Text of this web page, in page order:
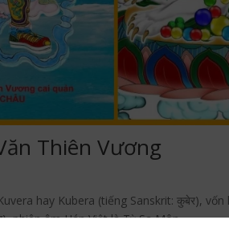
Thiên Vương
hay Kubera (tiếng Sanskrit: कुबेर),
phiên âm Hán Việt là Tỳ Sa Môn.